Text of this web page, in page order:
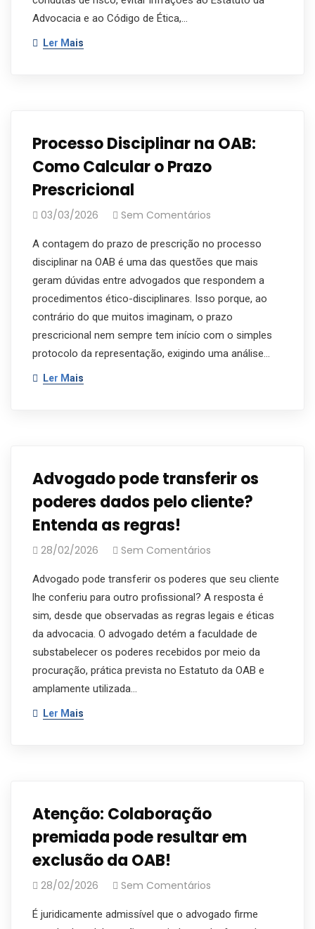
Advocacia e ao Código de Ética,…
Ler Mais
Processo Disciplinar na OAB:
Como Calcular o Prazo
Prescricional
03/03/2026 Sem Comentários
A contagem do prazo de prescrição no processo
disciplinar na OAB é uma das questões que mais
geram dúvidas entre advogados que respondem a
procedimentos ético-disciplinares. Isso porque, ao
contrário do que muitos imaginam, o prazo
prescricional nem sempre tem início com o simples
protocolo da representação, exigindo uma análise…
Ler Mais
Advogado pode transferir os
poderes dados pelo cliente?
Entenda as regras!
28/02/2026 Sem Comentários
Advogado pode transferir os poderes que seu cliente
lhe conferiu para outro profissional? A resposta é
sim, desde que observadas as regras legais e éticas
da advocacia. O advogado detém a faculdade de
substabelecer os poderes recebidos por meio da
procuração, prática prevista no Estatuto da OAB e
amplamente utilizada…
Ler Mais
Atenção: Colaboração
premiada pode resultar em
exclusão da OAB!
28/02/2026 Sem Comentários
É juridicamente admissível que o advogado firme